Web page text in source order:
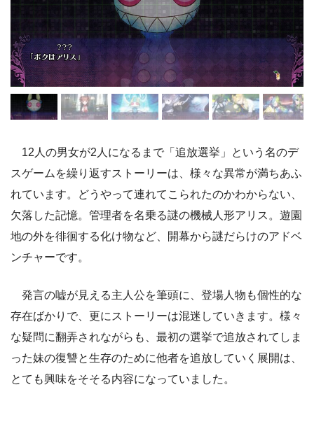
12人の男女が2人になるまで「追放選挙」という名のデ
スゲームを繰り返すストーリーは、様々な異常が満ちあふ
れています。どうやって連れてこられたのかわからない、
欠落した記憶。管理者を名乗る謎の機械人形アリス。遊園
地の外を徘徊する化け物など、開幕から謎だらけのアドベ
ンチャーです。
発言の嘘が見える主人公を筆頭に、登場人物も個性的な
存在ばかりで、更にストーリーは混迷していきます。様々
な疑問に翻弄されながらも、最初の選挙で追放されてしま
った妹の復讐と生存のために他者を追放していく展開は、
とても興味をそそる内容になっていました。